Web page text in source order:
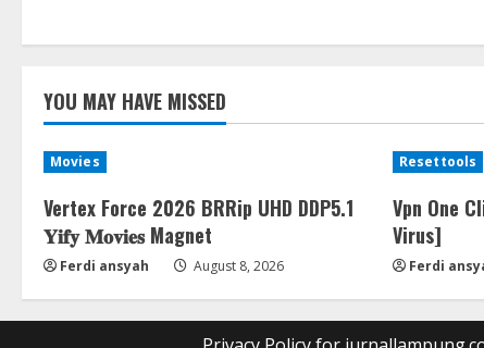
YOU MAY HAVE MISSED
Movies
Vertex Force 2026 BRRip UHD DDP5.1
𝐘𝐢𝐟𝐲 𝐌𝐨𝐯𝐢𝐞𝐬 Magnet
Ferdi ansyah August 8, 2026
Resettools
Vpn One
Virus]
Ferdi